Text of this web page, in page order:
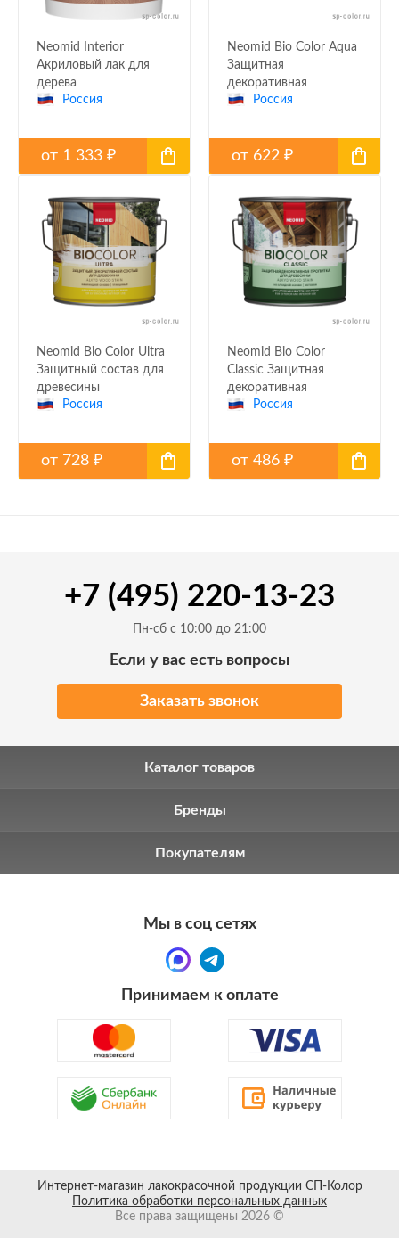
Neomid Interior
Акриловый лак для
дерева
Россия
от 1 333 ₽
Neomid Bio Color Aqua
Защитная
декоративная
пропитка
Россия
от 622₽
Neomid Bio Color Ultra
Защитный состав для
древесины
Россия
от 728 ₽
Neomid Bio Color
Classic Защитная
декоративная
пропитка
Россия
от486₽
+7 (495) 220-13-23
Пн-сб с 10:00 до 21:00
Если у вас есть вопросы
Заказать звонок
Каталог товаров
Бренды
Покупателям
Мы в соц сетях
Принимаем к оплате
Интернет-магазин лакокрасочной продукции СП-Колор
Политика обработки персональных данных
Все права защищены 2026 ©